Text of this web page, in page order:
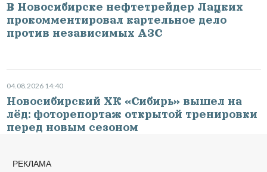
В Новосибирске нефтетрейдер Лацких
прокомментировал картельное дело
против независимых АЗС
04.08.2026 14:40
Новосибирский ХК «Сибирь» вышел на
лёд: фоторепортаж открытой тренировки
перед новым сезоном
РЕКЛАМА